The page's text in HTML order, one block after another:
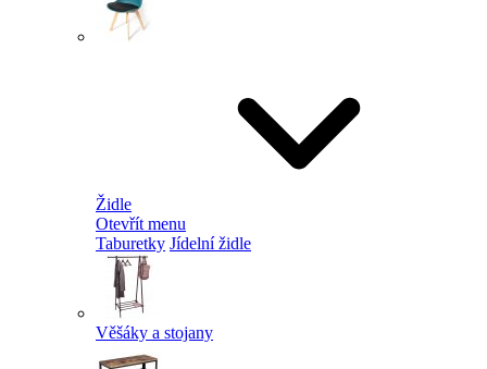
Židle
Otevřít menu
Taburetky Jídelní židle
Věšáky a stojany